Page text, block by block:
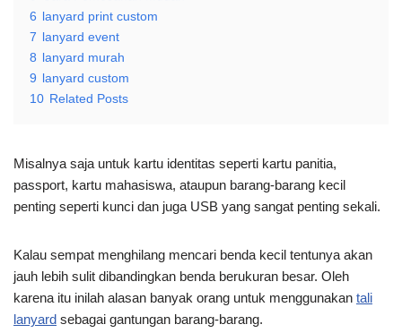
6
lanyard print custom
7
lanyard event
8
lanyard murah
9
lanyard custom
10 Related Posts
Misalnya saja untuk kartu identitas seperti kartu panitia,
passport, kartu mahasiswa, ataupun barang-barang kecil
penting seperti kunci dan juga USB yang sangat penting sekali.
Kalau sempat menghilang mencari benda kecil tentunya akan
jauh lebih sulit dibandingkan benda berukuran besar. Oleh
karena itu inilah alasan banyak orang untuk menggunakan tali
lanyard sebagai gantungan barang-barang.